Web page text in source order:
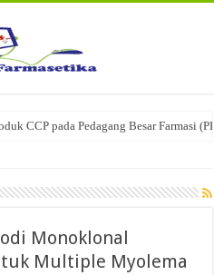
CCP pada Pedagang Besar Farmasi
Monoklonal
Multiple Myolema